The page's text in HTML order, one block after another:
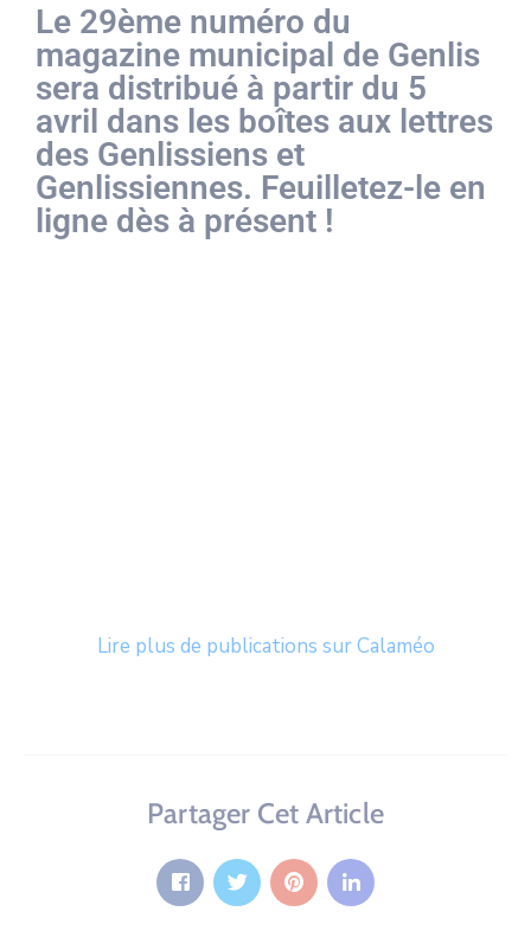
Le 29ème numéro du
magazine municipal de Genlis
sera distribué à partir du 5
avril dans les boîtes aux lettres
des Genlissiens et
Genlissiennes. Feuilletez-le en
ligne dès à présent !
Lire plus de publications sur Calaméo
Partager Cet Article